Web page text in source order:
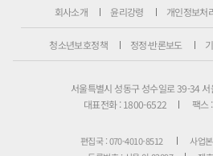
회사소개 윤리강령 개인정보처
청소년보호정책 정정·반론보도
서울특별시 성동구 성수일로 39-34
대표전화 : 1800-6522
팩스
편집국 : 070-4010-8512
사업